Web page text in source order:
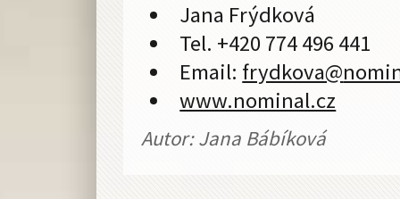
Jana Frýdková
Tel. +420 774 496 441
Email: frydkova@
www.nominal.cz
Autor: Jana Bábíková